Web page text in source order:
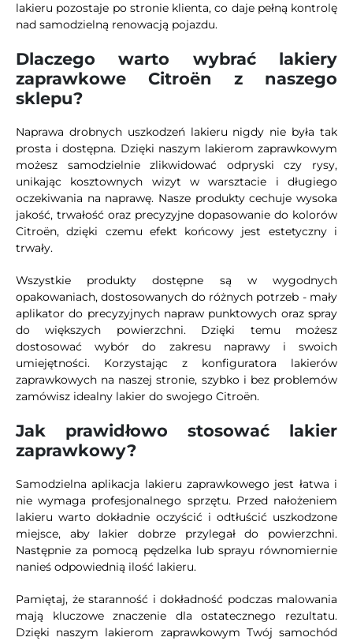
lakieru pozostaje po stronie klienta, co daje pełną kontrolę
nad samodzielną renowacją pojazdu.
Dlaczego warto wybrać lakiery
zaprawkowe Citroën z naszego
sklepu?
Naprawa drobnych uszkodzeń lakieru nigdy nie była tak
prosta i dostępna. Dzięki naszym lakierom zaprawkowym
możesz samodzielnie zlikwidować odpryski czy rysy,
unikając kosztownych wizyt w warsztacie i długiego
oczekiwania na naprawę. Nasze produkty cechuje wysoka
jakość, trwałość oraz precyzyjne dopasowanie do kolorów
Citroën, dzięki czemu efekt końcowy jest estetyczny i
trwały.
Wszystkie produkty dostępne są w wygodnych
opakowaniach, dostosowanych do różnych potrzeb - mały
aplikator do precyzyjnych napraw punktowych oraz spray
do większych powierzchni. Dzięki temu możesz
dostosować wybór do zakresu naprawy i swoich
umiejętności. Korzystając z konfiguratora lakierów
zaprawkowych na naszej stronie, szybko i bez problemów
zamówisz idealny lakier do swojego Citroën.
Jak prawidłowo stosować lakier
zaprawkowy?
Samodzielna aplikacja lakieru zaprawkowego jest łatwa i
nie wymaga profesjonalnego sprzętu. Przed nałożeniem
lakieru warto dokładnie oczyścić i odtłuścić uszkodzone
miejsce, aby lakier dobrze przylegał do powierzchni.
Następnie za pomocą pędzelka lub sprayu równomiernie
nanieś odpowiednią ilość lakieru.
Pamiętaj, że staranność i dokładność podczas malowania
mają kluczowe znaczenie dla ostatecznego rezultatu.
Dzięki naszym lakierom zaprawkowym Twój samochód